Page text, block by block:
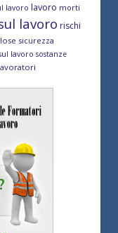
lavoro lavoro morti
lavoro rischi
sicurezza
lavoro sostanze